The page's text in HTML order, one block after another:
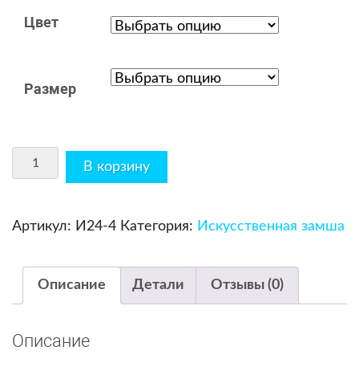
Цвет
Размер
Количество
В корзину
Артикул: И24-4 Категория: Искусственная замша
Описание Детали Отзывы (0)
Описание